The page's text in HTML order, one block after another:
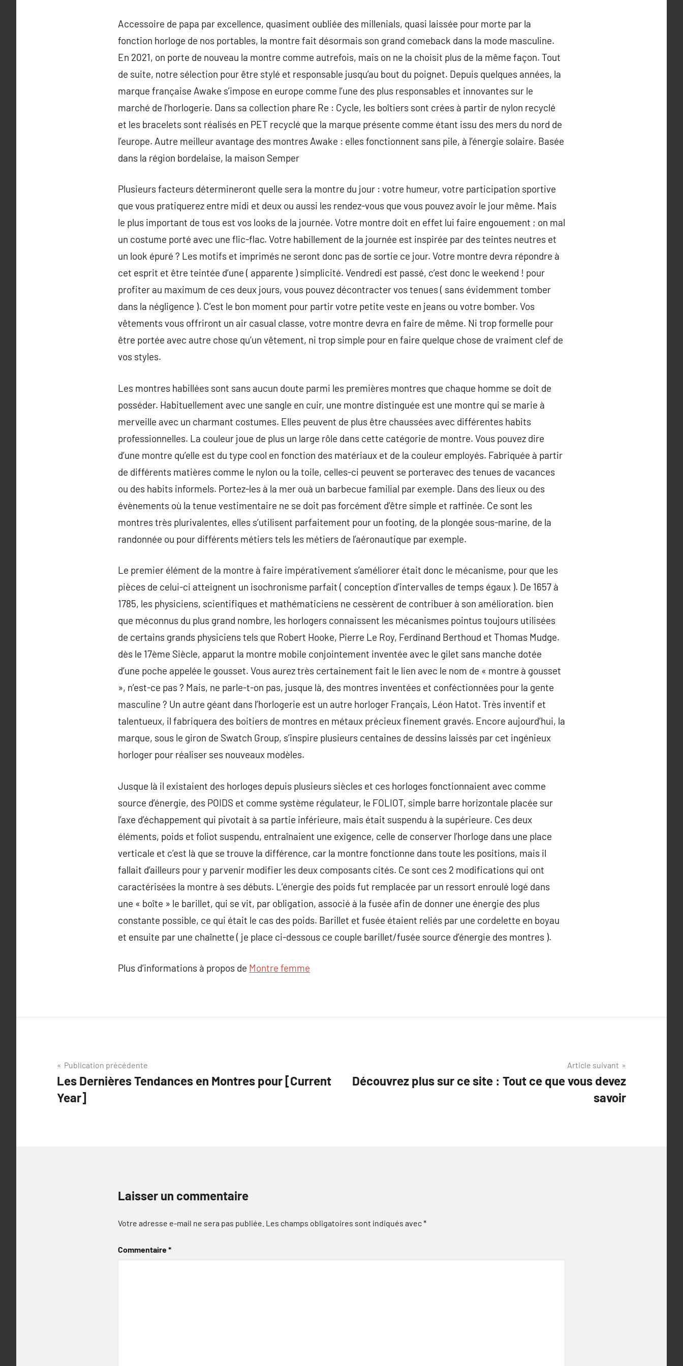
Accessoire de papa par excellence, quasiment oubliée des millenials, quasi laissée pour morte par la
fonction horloge de nos portables, la montre fait désormais son grand comeback dans la mode masculine.
En 2021, on porte de nouveau la montre comme autrefois, mais on ne la choisit plus de la même façon. Tout
de suite, notre sélection pour être stylé et responsable jusqu’au bout du poignet. Depuis quelques années, la
marque française Awake s’impose en europe comme l’une des plus responsables et innovantes sur le
marché de l’horlogerie. Dans sa collection phare Re : Cycle, les boîtiers sont crées à partir de nylon recyclé
et les bracelets sont réalisés en PET recyclé que la marque présente comme étant issu des mers du nord de
l’europe. Autre meilleur avantage des montres Awake : elles fonctionnent sans pile, à l’énergie solaire. Basée
dans la région bordelaise, la maison Semper
Plusieurs facteurs détermineront quelle sera la montre du jour : votre humeur, votre participation sportive
que vous pratiquerez entre midi et deux ou aussi les rendez-vous que vous pouvez avoir le jour même. Mais
le plus important de tous est vos looks de la journée. Votre montre doit en effet lui faire engouement ; on mal
un costume porté avec une flic-flac. Votre habillement de la journée est inspirée par des teintes neutres et
un look épuré ? Les motifs et imprimés ne seront donc pas de sortie ce jour. Votre montre devra répondre à
cet esprit et être teintée d’une ( apparente ) simplicité. Vendredi est passé, c’est donc le weekend ! pour
profiter au maximum de ces deux jours, vous pouvez décontracter vos tenues ( sans évidemment tomber
dans la négligence ). C’est le bon moment pour partir votre petite veste en jeans ou votre bomber. Vos
vêtements vous offriront un air casual classe, votre montre devra en faire de même. Ni trop formelle pour
être portée avec autre chose qu’un vêtement, ni trop simple pour en faire quelque chose de vraiment clef de
vos styles.
Les montres habillées sont sans aucun doute parmi les premières montres que chaque homme se doit de
posséder. Habituellement avec une sangle en cuir, une montre distinguée est une montre qui se marie à
merveille avec un charmant costumes. Elles peuvent de plus être chaussées avec différentes habits
professionnelles. La couleur joue de plus un large rôle dans cette catégorie de montre. Vous pouvez dire
d’une montre qu’elle est du type cool en fonction des matériaux et de la couleur employés. Fabriquée à partir
de différents matières comme le nylon ou la toile, celles-ci peuvent se porteravec des tenues de vacances
ou des habits informels. Portez-les à la mer ouà un barbecue familial par exemple. Dans des lieux ou des
évènements où la tenue vestimentaire ne se doit pas forcément d’être simple et raffinée. Ce sont les
montres très plurivalentes, elles s’utilisent parfaitement pour un footing, de la plongée sous-marine, de la
randonnée ou pour différents métiers tels les métiers de l’aéronautique par exemple.
Le premier élément de la montre à faire impérativement s’améliorer était donc le mécanisme, pour que les
pièces de celui-ci atteignent un isochronisme parfait ( conception d’intervalles de temps égaux ). De 1657 à
1785, les physiciens, scientifiques et mathématiciens ne cessèrent de contribuer à son amélioration. bien
que méconnus du plus grand nombre, les horlogers connaissent les mécanismes pointus toujours utilisées
de certains grands physiciens tels que Robert Hooke, Pierre Le Roy, Ferdinand Berthoud et Thomas Mudge.
dès le 17ème Siècle, apparut la montre mobile conjointement inventée avec le gilet sans manche dotée
d’une poche appelée le gousset. Vous aurez très certainement fait le lien avec le nom de « montre à gousset
», n’est-ce pas ? Mais, ne parle-t-on pas, jusque là, des montres inventées et conféctionnées pour la gente
masculine ? Un autre géant dans l’horlogerie est un autre horloger Français, Léon Hatot. Très inventif et
talentueux, il fabriquera des boitiers de montres en métaux précieux finement gravés. Encore aujourd’hui, la
marque, sous le giron de Swatch Group, s’inspire plusieurs centaines de dessins laissés par cet ingénieux
horloger pour réaliser ses nouveaux modèles.
Jusque là il existaient des horloges depuis plusieurs siècles et ces horloges fonctionnaient avec comme
source d’énergie, des POIDS et comme système régulateur, le FOLIOT, simple barre horizontale placée sur
l’axe d’échappement qui pivotait à sa partie inférieure, mais était suspendu à la supérieure. Ces deux
éléments, poids et foliot suspendu, entraînaient une exigence, celle de conserver l’horloge dans une place
verticale et c’est là que se trouve la différence, car la montre fonctionne dans toute les positions, mais il
fallait d’ailleurs pour y parvenir modifier les deux composants cités. Ce sont ces 2 modifications qui ont
caractérisées la montre à ses débuts. L’énergie des poids fut remplacée par un ressort enroulé logé dans
une « boîte » le barillet, qui se vit, par obligation, associé à la fusée afin de donner une énergie des plus
constante possible, ce qui était le cas des poids. Barillet et fusée étaient reliés par une cordelette en boyau
et ensuite par une chaînette ( je place ci-dessous ce couple barillet/fusée source d’énergie des montres ).
Plus d’informations à propos de Montre femme
Navigation
de
l’article
Publication précédente
Les Dernières Tendances en Montres pour [Current
Year]
Article suivant
Découvrez plus sur ce site : Tout ce que vous devez
savoir
Laisser un commentaire
Votre adresse e-mail ne sera pas publiée. Les champs obligatoires sont indiqués avec*
Commentaire*